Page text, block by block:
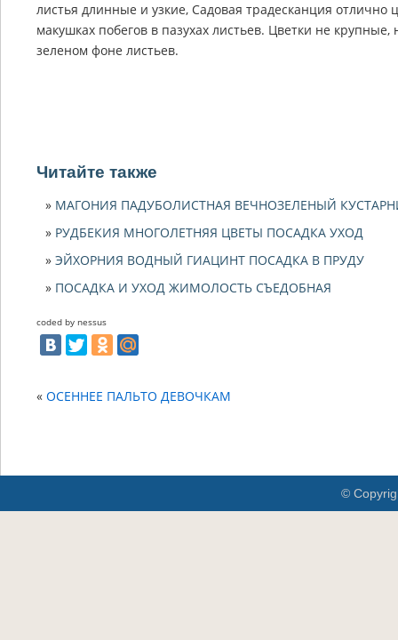
листья длинные и узкие, Садовая традесканция отлично
макушках побегов в пазухах листьев. Цветки не
зеленом фоне листьев.
Читайте также
МАГОНИЯ ПАДУБОЛИСТНАЯ ВЕЧНОЗЕЛЕНЫЙ
РУДБЕКИЯ МНОГОЛЕТНЯЯ ЦВЕТЫ ПОСАДКА УХОД
ЭЙХОРНИЯ ВОДНЫЙ ГИАЦИНТ ПОСАДКА В ПРУДУ
ПОСАДКА И УХОД ЖИМОЛОСТЬ СЪЕДОБНАЯ
coded by nessus
« ОСЕННЕЕ ПАЛЬТО ДЕВОЧКАМ
©